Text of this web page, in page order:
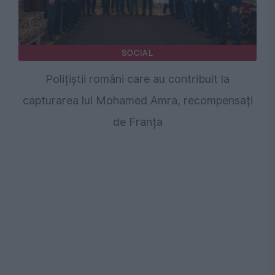
SOCIAL
Polițiștii români care au contribuit la
capturarea lui Mohamed Amra, recompensați
de Franța